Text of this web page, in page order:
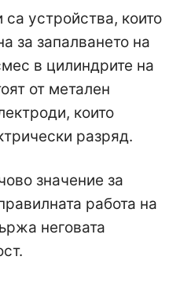
устройства, които
за запалването на
в цилиндрите на
от метален
които
разряд.
значение за
работа на
неговата